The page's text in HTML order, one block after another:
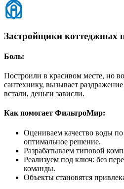
Застройщики коттеджных
Боль:
Построили в красивом месте, но
сантехнику, вызывает
встали, деньги зависли.
Как помогает ФильтроМир:
Оцениваем качество воды
оптимальное решение.
Разрабатываем типовой
Реализуем под ключ: без
команды.
Объекты становятся